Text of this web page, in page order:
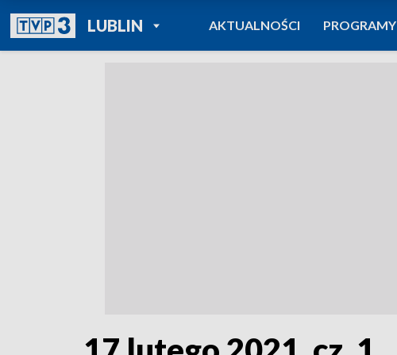
LUBLINPOWRÓT DO
TVP REGIONY
AKTUALNOŚCI PROGRAMY